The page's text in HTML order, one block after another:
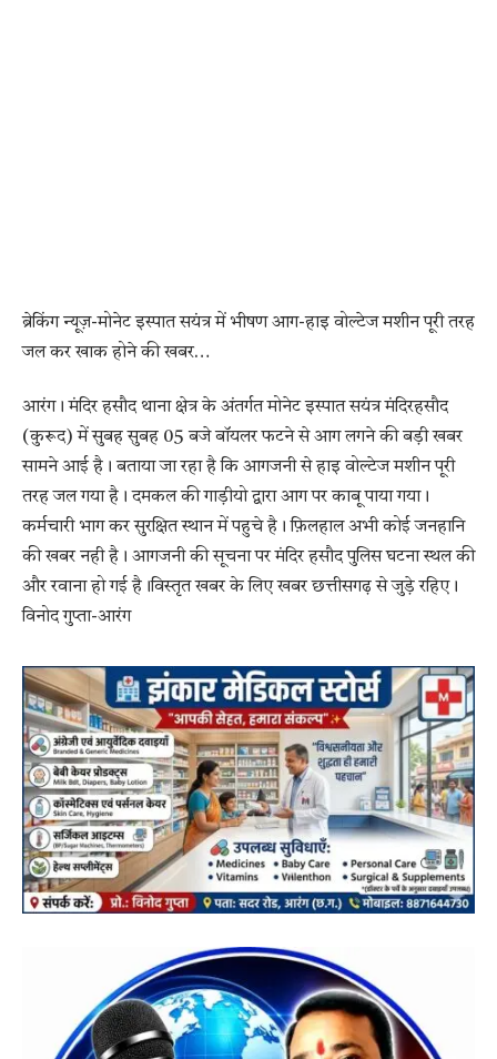
ब्रेकिंग न्यूज़-मोनेट इस्पात सयंत्र में भीषण आग-हाइ वोल्टेज मशीन पूरी तरह
जल कर खाक होने की खबर…
आरंग। मंदिर हसौद थाना क्षेत्र के अंतर्गत मोनेट इस्पात सयंत्र मंदिरहसौद
(कुरूद) में सुबह सुबह 05 बजे बॉयलर फटने से आग लगने की बड़ी खबर
सामने आई है। बताया जा रहा है कि आगजनी से हाइ वोल्टेज मशीन पूरी
तरह जल गया है। दमकल की गाड़ीयो द्वारा आग पर काबू पाया गया।
कर्मचारी भाग कर सुरक्षित स्थान में पहुचे है। फ़िलहाल अभी कोई जनहानि
की खबर नही है। आगजनी की सूचना पर मंदिर हसौद पुलिस घटना स्थल की
और रवाना हो गई है।विस्तृत खबर के लिए खबर छत्तीसगढ़ से जुड़े रहिए।
विनोद गुप्ता-आरंग